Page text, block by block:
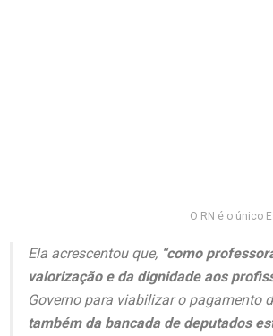
O RN é o único
Ela acrescentou que, “como
valorização e da dignidade aos
Governo para viabilizar o pagamento
também da bancada de deputados